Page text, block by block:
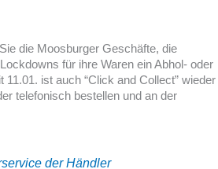
die Moosburger Geschäfte, die
für ihre Waren ein Abhol- oder
11.01. ist auch “Click and Collect” wieder
telefonisch bestellen und an der
der Händler